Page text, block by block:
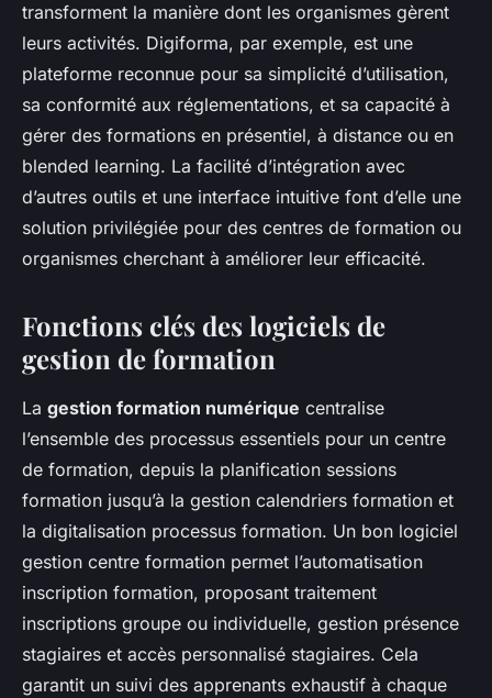
transforment la manière dont les organismes gèrent
leurs activités. Digiforma, par exemple, est une
plateforme reconnue pour sa simplicité d’utilisation,
sa conformité aux réglementations, et sa capacité à
gérer des formations en présentiel, à distance ou en
blended learning. La facilité d’intégration avec
d’autres outils et une interface intuitive font d’elle une
solution privilégiée pour des centres de formation ou
organismes cherchant à améliorer leur efficacité.
Fonctions clés des logiciels de
gestion de formation
La gestion formation numérique centralise
l’ensemble des processus essentiels pour un centre
de formation, depuis la planification sessions
formation jusqu’à la gestion calendriers formation et
la digitalisation processus formation. Un bon logiciel
gestion centre formation permet l’automatisation
inscription formation, proposant traitement
inscriptions groupe ou individuelle, gestion présence
stagiaires et accès personnalisé stagiaires. Cela
garantit un suivi des apprenants exhaustif à chaque